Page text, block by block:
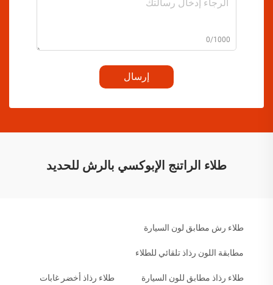
0/1000
إرسال
طلاء الراتنج الإبوكسي بالرش للحديد
طلاء رش مطابق لون السيارة
مطابقة اللون رذاذ تلقائي للطلاء
طلاء رذاذ مطابق للون السيارة طلاء رذاذ أخضر غابات